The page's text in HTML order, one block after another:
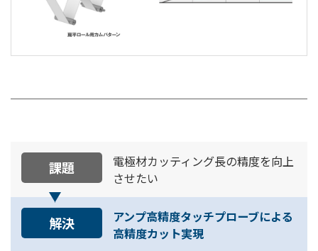
課題
電極材カッティング長の精度を向上
させたい
解決
アンプ高精度タッチプローブによる
高精度カット実現